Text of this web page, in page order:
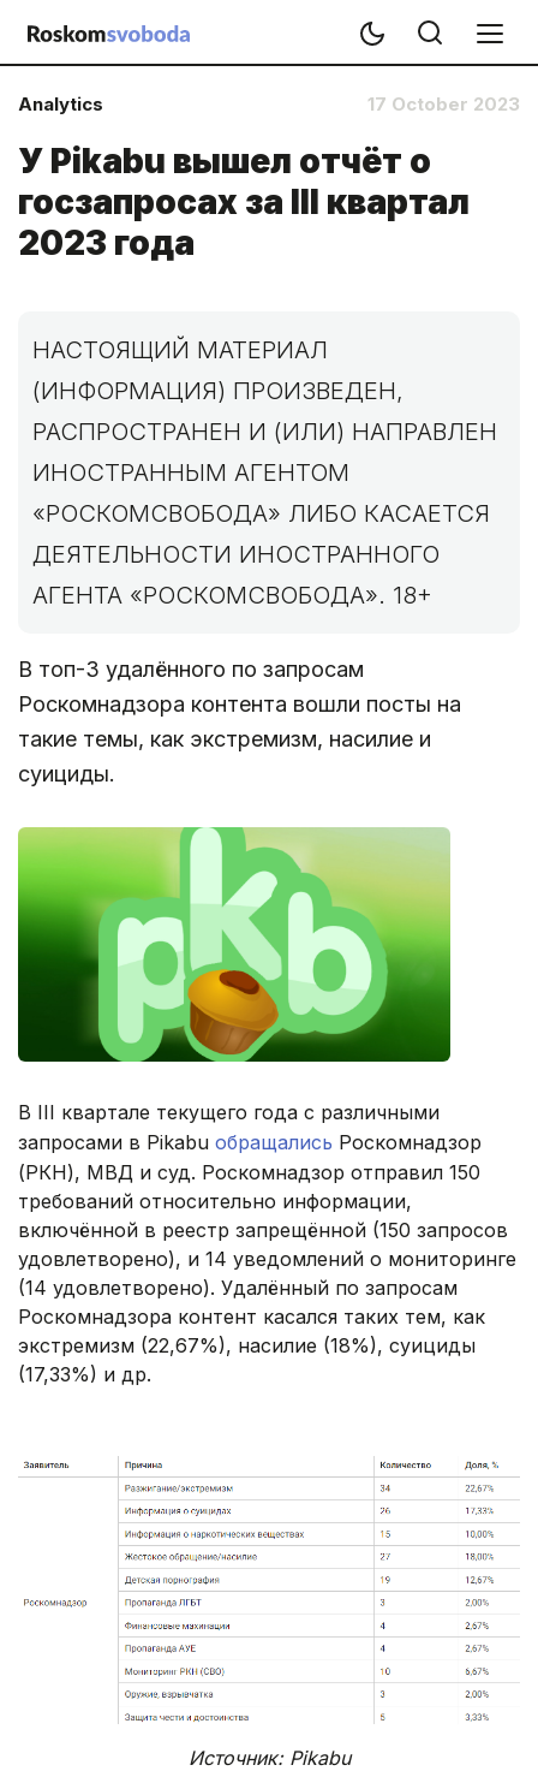
Analytics 17 October 2023
У Pikabu вышел отчёт о
госзапросах за III квартал
2023 года
НАСТОЯЩИЙ МАТЕРИАЛ
(ИНФОРМАЦИЯ) ПРОИЗВЕДЕН,
РАСПРОСТРАНЕН И (ИЛИ) НАПРАВЛЕН
ИНОСТРАННЫМ АГЕНТОМ
«РОСКОМСВОБОДА» ЛИБО КАСАЕТСЯ
ДЕЯТЕЛЬНОСТИ ИНОСТРАННОГО
АГЕНТА «РОСКОМСВОБОДА». 18+
В топ-3 удалённого по запросам
Роскомнадзора контента вошли посты на
такие темы, как экстремизм, насилие и
суициды.
В III квартале текущего года с различными
запросами в Pikabu обращались Роскомнадзор
(РКН), МВД и суд. Роскомнадзор отправил 150
требований относительно информации,
включённой в реестр запрещённой (150 запросов
удовлетворено), и 14 уведомлений о мониторинге
(14 удовлетворено). Удалённый по запросам
Роскомнадзора контент касался таких тем, как
экстремизм (22,67%), насилие (18%), суициды
(17,33%) и др.
Источник: Pikabu